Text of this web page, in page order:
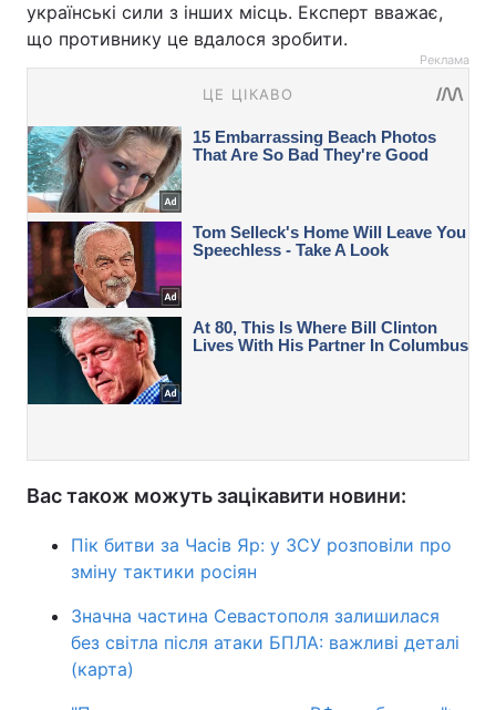
українські сили з інших місць. Експерт вважає,
що противнику це вдалося зробити.
Реклама
Вас також можуть зацікавити новини:
Пік битви за Часів Яр: у ЗСУ розповіли про
зміну тактики росіян
Значна частина Севастополя залишилася
без світла після атаки БПЛА: важливі деталі
(карта)